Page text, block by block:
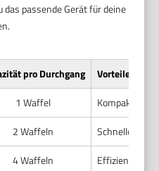
passende Gerät für deine
pro Durchgang
Vorteile
1 Waffel
Kompakte
2 Waffeln
Schneller als
4 Waffeln Effizient bei